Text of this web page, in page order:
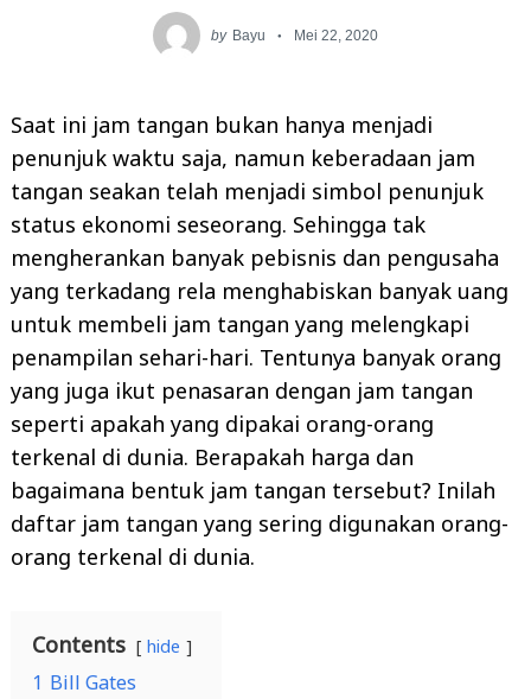
by Bayu Mei 22, 2020
Saat ini jam tangan bukan hanya menjadi
penunjuk waktu saja, namun keberadaan jam
tangan seakan telah menjadi simbol penunjuk
status ekonomi seseorang. Sehingga tak
mengherankan banyak pebisnis dan pengusaha
yang terkadang rela menghabiskan banyak uang
untuk membeli jam tangan yang melengkapi
penampilan sehari-hari. Tentunya banyak orang
yang juga ikut penasaran dengan jam tangan
seperti apakah yang dipakai orang-orang
terkenal di dunia. Berapakah harga dan
bagaimana bentuk jam tangan tersebut? Inilah
daftar jam tangan yang sering digunakan orang-
orang terkenal di dunia.
Contents hide
1 Bill Gates